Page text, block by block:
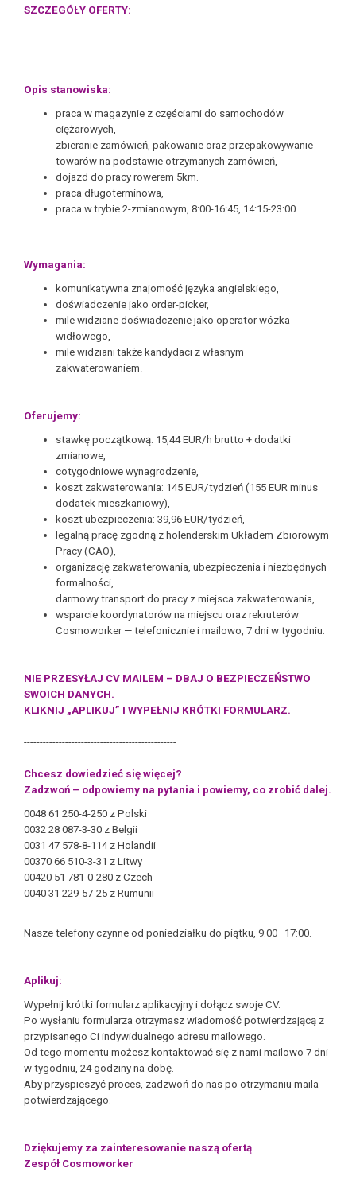
SZCZEGÓŁY OFERTY:
Opis stanowiska:
praca w magazynie z częściami do samochodów
ciężarowych,
zbieranie zamówień, pakowanie oraz przepakowywanie
towarów na podstawie otrzymanych zamówień,
dojazd do pracy rowerem 5km.
praca długoterminowa,
praca w trybie 2-zmianowym, 8:00-16:45, 14:15-23:00.
Wymagania:
komunikatywna znajomość języka angielskiego,
doświadczenie jako order-picker,
mile widziane doświadczenie jako operator wózka
widłowego,
mile widziani także kandydaci z własnym
zakwaterowaniem.
Oferujemy:
stawkę początkową: 15,44 EUR/h brutto + dodatki
zmianowe,
cotygodniowe wynagrodzenie,
koszt zakwaterowania: 145 EUR/tydzień (155 EUR minus
dodatek mieszkaniowy),
koszt ubezpieczenia: 39,96 EUR/tydzień,
egalną pracę zgodną z holenderskim Układem Zbiorowym
Pracy (CAO),
organizację zakwaterowania, ubezpieczenia i niezbędnych
formalności,
darmowy transport do pracy z miejsca zakwaterowania,
wsparcie koordynatorów na miejscu oraz rekruterów
Cosmoworker — telefonicznie i mailowo, 7 dni w tygodniu.
NIE PRZESYŁAJ CV MAILEM – DBAJ O BEZPIECZEŃSTWO
SWOICH DANYCH.
KLIKNIJ „APLIKUJ” I WYPEŁNIJ KRÓTKI FORMULARZ.
------------------------------------------------
Chcesz dowiedzieć się więcej?
Zadzwoń – odpowiemy na pytania i powiemy, co zrobić dalej.
0048 61 250-4-250 z Polski
0032 28 087-3-30 z Belgii
0031 47 578-8-114 z Holandii
00370 66 510-3-31 z Litwy
00420 51 781-0-280 z Czech
0040 31 229-57-25 z Rumunii
Nasze telefony czynne od poniedziałku do piątku, 9:00–17:00.
Aplikuj:
Wypełnij krótki formularz aplikacyjny i dołącz swoje CV.
Po wysłaniu formularza otrzymasz wiadomość potwierdzającą z
przypisanego Ci indywidualnego adresu mailowego.
Od tego momentu możesz kontaktować się z nami mailowo 7 dni
w tygodniu, 24 godziny na dobę.
Aby przyspieszyć proces, zadzwoń do nas po otrzymaniu maila
potwierdzającego.
Dziękujemy za zainteresowanie naszą ofertą
Zespół Cosmoworker